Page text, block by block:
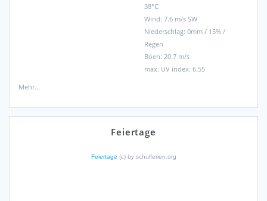
38°C
Wind: 7.6 m/s SW
Niederschlag: 0mm / 15% /
Regen
Böen: 20.7 m/s
max. UV index: 6.55
Mehr...
Feiertage
Feiertage (c) by schulferien.org